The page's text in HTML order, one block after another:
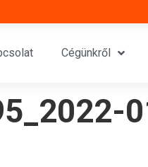
Cégünkről